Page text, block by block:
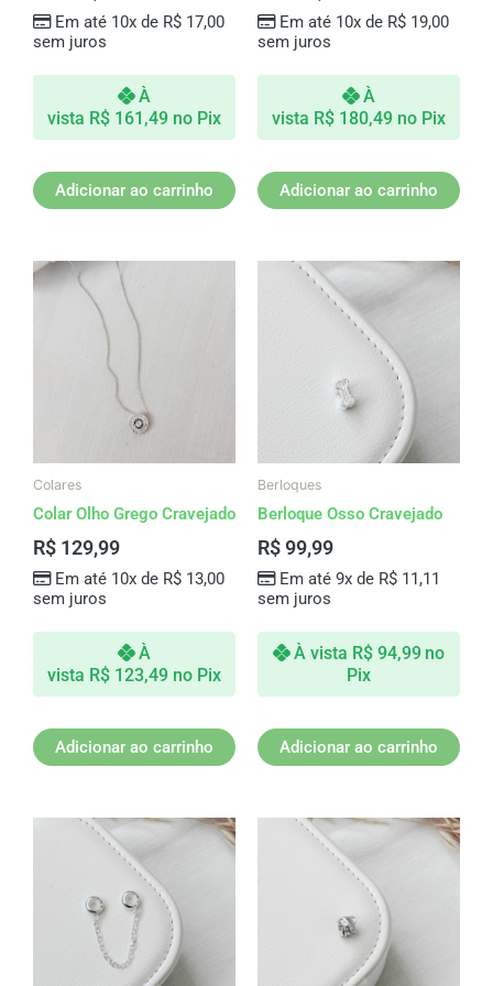
Em até 10x de R$17,00
sem juros
À
vista R$ 161,49 no Pix
Adicionar ao carrinho
Em até 10x de R$19,00
sem juros
À
vista R$ 180,49 no Pix
Adicionar ao carrinho
Colares
Colar Olho Grego Cravejado
R$ 129,99
Em até 10x de R$13,00
sem juros
À
vista R$ 123,49 no Pix
Adicionar ao carrinho
Berloques
Berloque Osso Cravejado
R$99,99
Em até 9x de R$11,11
sem juros
À vista R$94,99 no
Pix
Adicionar ao carrinho